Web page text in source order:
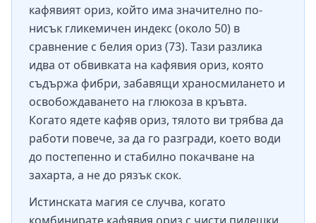
кафявият ориз, който има значително по-
нисък гликемичен индекс (около 50) в
сравнение с белия ориз (73). Тази разлика
идва от обвивката на кафявия ориз, която
съдържа фибри, забавящи храносмилането и
освобождаването на глюкоза в кръвта.
Когато ядете кафяв ориз, тялото ви трябва да
работи повече, за да го разгради, което води
до постепенно и стабилно покачване на
захарта, а не до рязък скок.
Истинската магия се случва, когато